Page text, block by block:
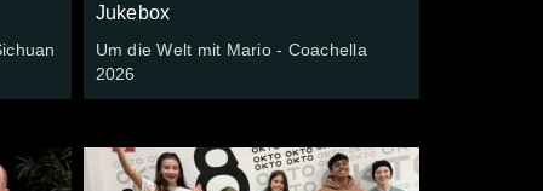
Jukebox
Um die Welt mit Mario - Coachella
2026